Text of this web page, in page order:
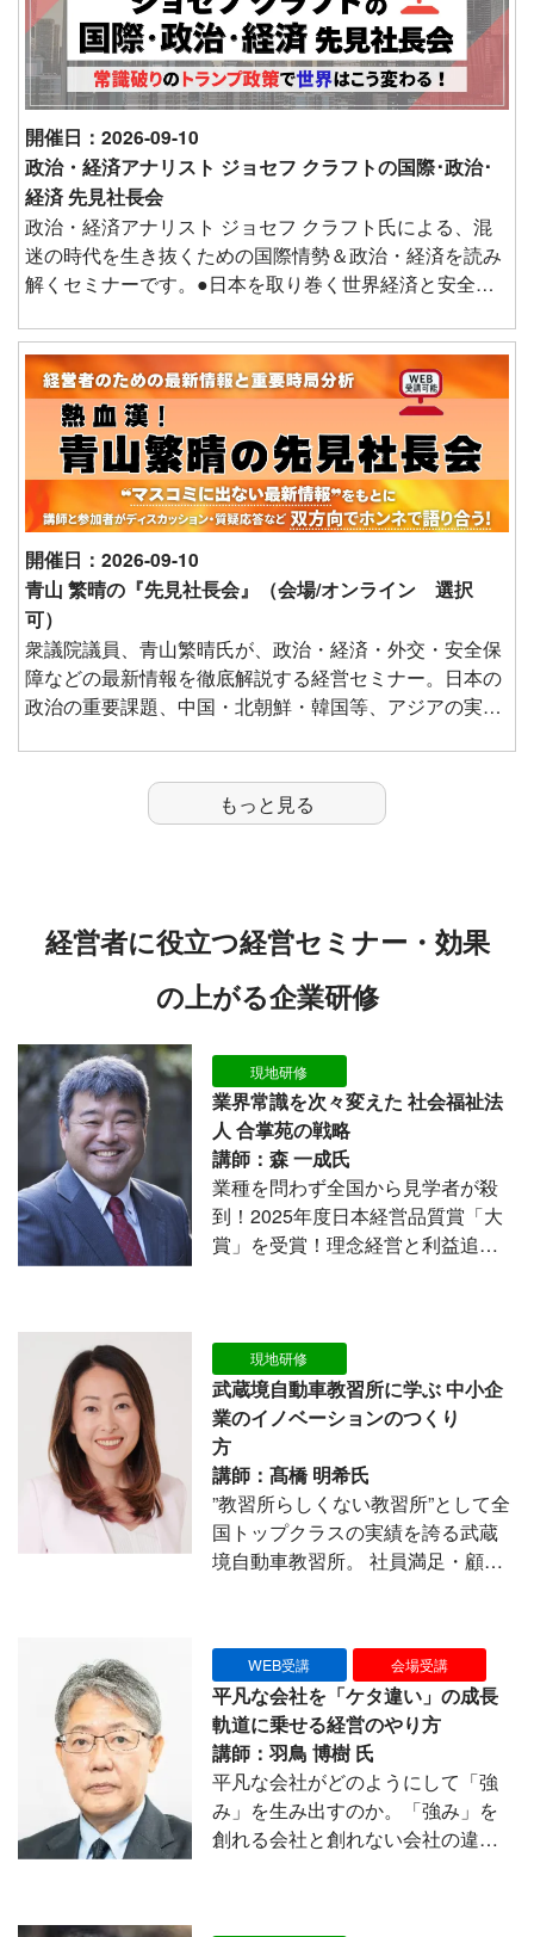
開催日：2026-09-10
政治・経済アナリスト ジョセフ クラフトの国際･政治･
経済 先見社長会
政治・経済アナリスト ジョセフ クラフト氏による、混
迷の時代を生き抜くための国際情勢＆政治・経済を読み
解くセミナーです。●日本を取り巻く世界経済と安全保
か?ウクライナ戦争/中東紛争…●メディア報道と実際の
国際情勢のズレ●波乱・混迷の世界情勢と日本の進路
開催日：2026-09-10
青山 繁晴の『先見社長会』（会場/オンライン 選択
可）
衆議院議員、青山繁晴氏が、政治・経済・外交・安全保
障などの最新情報を徹底解説する経営セミナー。日本の
政治の重要課題、中国・北朝鮮・韓国等、アジアの実態
ないオフレコ情報満載で解説。参加者からの質疑応答も
たっぷりお受けします。
もっと見る
経営者に役立つ経営セミナー・効果
の上がる企業研修
現地研修
業界常識を次々変えた 社会福祉法
人 合掌苑の戦略
講師：森 一成氏
業種を問わず全国から見学者が殺
到！2025年度日本経営品質賞「大
賞」を受賞！理念経営と利益追求
と講演を通して学べる実践型研修
会です。
現地研修
武蔵境自動車教習所に学ぶ 中小企
業のイノベーションのつくり
方
講師：髙橋 明希氏
”教習所らしくない教習所”として全
国トップクラスの実績を誇る武蔵
境自動車教習所。 社員満足・顧客
別化戦略を現地見学と講演で学べ
る実践型研修です。
WEB受講 会場受講
平凡な会社を「ケタ違い」の成長
軌道に乗せる経営のやり方
講師：羽鳥 博樹 氏
平凡な会社がどのようにして「強
み」を生み出すのか。「強み」を
創れる会社と創れない会社の違い